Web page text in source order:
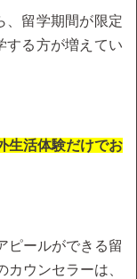
、留学期間が限定
する方が増えてい
生活体験だけでお
ピールができる留
ウンセラーは、